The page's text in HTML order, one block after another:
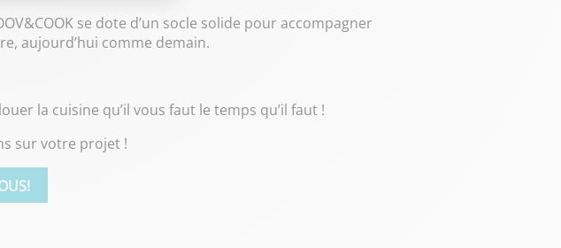
se dote d’un socle solide pour accompagner
aujourd’hui comme demain.
la cuisine qu’il vous faut le temps qu’il faut !
sur votre projet !